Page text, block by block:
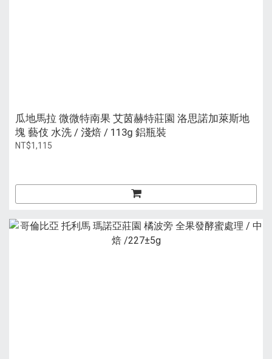
瓜地馬拉 微微特南果 艾茵赫特莊園 洛思諾加萊斯地
塊 藝伎 水洗 / 淺焙 / 113g 鋁瓶裝
NT$1,115